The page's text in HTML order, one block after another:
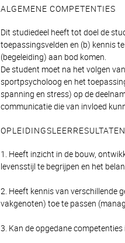
ALGEMENE COMPETENTIES
Dit studiedeel heeft tot doel de
toepassingsvelden en (b) kennis
(begeleiding) aan bod komen.
De student moet na het volgen
sportpsycholoog en het
spanning en stress) op de
communicatie die van invloed
OPLEIDINGSLEERRESULTATEN
1. Heeft inzicht in de bouw,
levensstijl te begrijpen en het
2. Heeft kennis van verschillende
vakgenoten) toe te passen
3. Kan de opgedane